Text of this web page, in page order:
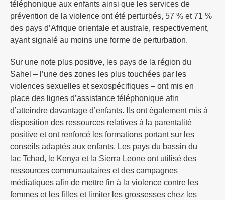
téléphonique aux enfants ainsi que les services de
prévention de la violence ont été perturbés, 57 % et 71 %
des pays d’Afrique orientale et australe, respectivement,
ayant signalé au moins une forme de perturbation.
Sur une note plus positive, les pays de la région du
Sahel – l’une des zones les plus touchées par les
violences sexuelles et sexospécifiques – ont mis en
place des lignes d’assistance téléphonique afin
d’atteindre davantage d’enfants. Ils ont également mis à
disposition des ressources relatives à la parentalité
positive et ont renforcé les formations portant sur les
conseils adaptés aux enfants. Les pays du bassin du
lac Tchad, le Kenya et la Sierra Leone ont utilisé des
ressources communautaires et des campagnes
médiatiques afin de mettre fin à la violence contre les
femmes et les filles et limiter les grossesses chez les